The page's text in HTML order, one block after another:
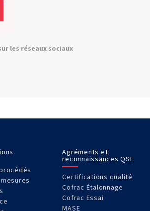
les réseaux sociaux
Agréments et
reconnaissances QSE
Certifications qualité
Cofrac Étalonnage
Cofrac Essai
MASE